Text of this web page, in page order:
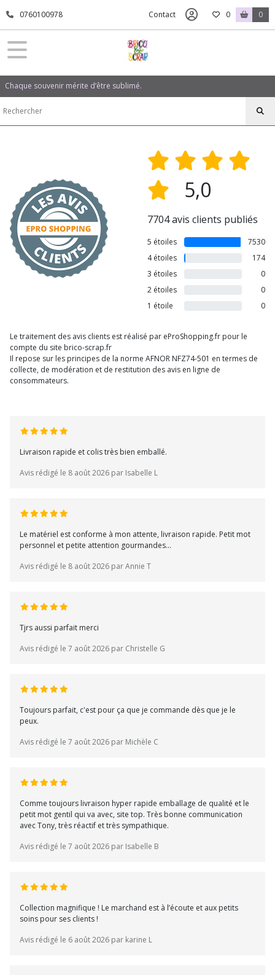
0760100978 Contact 0 0
Chaque souvenir mérite d’être sublimé.
5,0
7704 avis clients publiés
5 étoiles
7530
4 étoiles
174
3 étoiles
0
2 étoiles
0
1 étoile
0
Le traitement des avis clients est réalisé par eProShopping.fr pour le
compte du site brico-scrap.fr
Il repose sur les principes de la norme AFNOR NFZ74-501 en termes de
collecte, de modération et de restitution des avis en ligne de
consommateurs.
Livraison rapide et colis très bien emballé.
Avis rédigé le 8 août 2026 par Isabelle L
Le matériel est conforme à mon attente, livraison rapide. Petit mot
personnel et petite attention gourmandes...
Avis rédigé le 8 août 2026 par Annie T
Tjrs aussi parfait merci
Avis rédigé le 7 août 2026 par Christelle G
Toujours parfait, c'est pour ça que je commande dès que je le
peux.
Avis rédigé le 7 août 2026 par Michèle C
Comme toujours livraison hyper rapide emballage de qualité et le
petit mot gentil qui va avec, site top. Très bonne communication
avec Tony, très réactif et très sympathique.
Avis rédigé le 7 août 2026 par Isabelle B
Collection magnifique ! Le marchand est à l’écoute et aux petits
soins pour ses clients !
Avis rédigé le 6 août 2026 par karine L